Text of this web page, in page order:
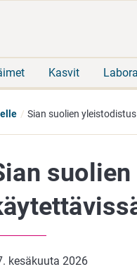
Kasvit
Sian suolien
kesäkuuta 2026